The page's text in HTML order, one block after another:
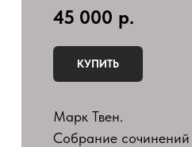
45 000 р.
КУПИТЬ
Марк Твен.
Собрание сочинений